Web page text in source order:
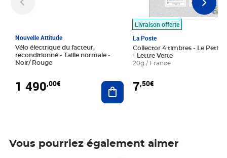
Nouvelle Attitude
Vélo électrique du facteur,
reconditionné - Taille normale -
Noir/ Rouge
1 490,00€ Ajouter au panier
Livraison offerte
La Poste
Collector 4 timbres - Le Petit
- Lettre Verte
20g / France
7,50€
Vous pourriez également aimer